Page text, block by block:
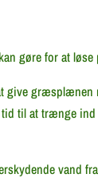
gøre for at
give
til at trænge
vand